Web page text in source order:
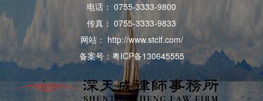
电话： 0755-3333-9800
传真： 0755-3333-9833
网站： http://www.stclf.com/
备案号：粤ICP备130645555